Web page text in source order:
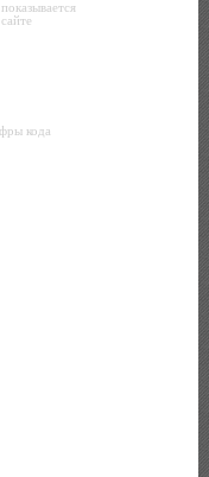
кода